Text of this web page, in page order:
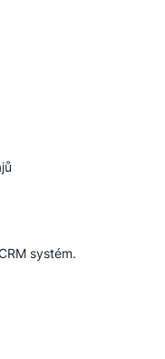
systém.